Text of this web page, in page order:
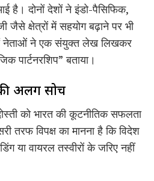
है। दोनों देशों ने इंडो-पैसिफिक,
जैसे क्षेत्रों में सहयोग बढ़ाने पर भी
नेताओं ने एक संयुक्त लेख लिखकर
पार्टनरशिप” बताया।
अलग सोच
को भारत की कूटनीतिक सफलता
तरफ विपक्ष का मानना है कि विदेश
या वायरल तस्वीरों के जरिए नहीं